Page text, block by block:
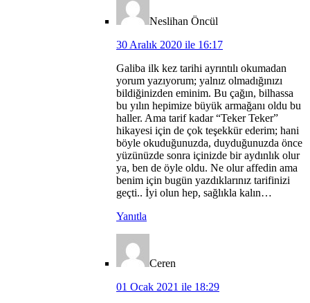
Neslihan Öncül
30 Aralık 2020 ile 16:17
Galiba ilk kez tarihi ayrıntılı okumadan
yorum yazıyorum; yalnız olmadığınızı
bildiğinizden eminim. Bu çağın, bilhassa
bu yılın hepimize büyük armağanı oldu bu
haller. Ama tarif kadar “Teker Teker”
hikayesi için de çok teşekkür ederim; hani
böyle okuduğunuzda, duyduğunuzda önce
yüzünüzde sonra içinizde bir aydınlık olur
ya, ben de öyle oldu. Ne olur affedin ama
benim için bugün yazdıklarınız tarifinizi
geçti.. İyi olun hep, sağlıkla kalın…
Yanıtla
Ceren
01 Ocak 2021 ile 18:29